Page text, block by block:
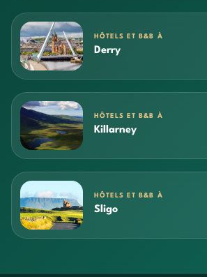
HÔTELS ET B&B À
Derry
HÔTELS ET B&B À
Killarney
HÔTELS ET B&B À
Sligo